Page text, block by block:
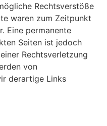
Rechtsverstöße
waren zum Zeitpunkt
Eine permanente
Seiten ist jedoch
Rechtsverletzung
von
derartige Links